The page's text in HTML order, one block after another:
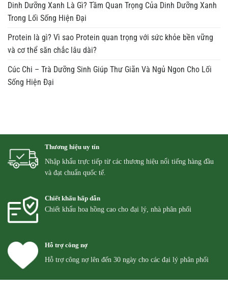
Dinh Dưỡng Xanh Là Gì? Tầm Quan Trọng Của Dinh Dưỡng Xanh
Trong Lối Sống Hiện Đại
Protein là gì? Vì sao Protein quan trọng với sức khỏe bền vững
và cơ thể săn chắc lâu dài?
Cúc Chi – Trà Dưỡng Sinh Giúp Thư Giãn Và Ngủ Ngon Cho Lối
Sống Hiện Đại
Thương hiệu uy tín
Nhập khẩu trực tiếp từ các thương hiệu nổi tiếng hàng đầu
và đạt chuẩn quốc tế.
Chiết khấu hấp dẫn
Chiết khẩu hoa hồng cao cho đại lý, nhà phân phối
Hỗ trợ công nợ
Hỗ trợ công nợ lên đến 30 ngày cho các đại lý phân phối